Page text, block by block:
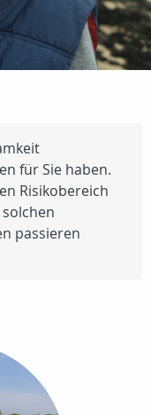
für Sie haben.
Risikobereich
passieren